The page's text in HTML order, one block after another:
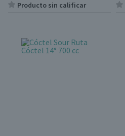
Producto sin calificar